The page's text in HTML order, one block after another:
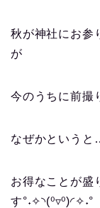
秋が神社にお参
が
今のうちに前撮
なぜかというと
お得なことが盛
す°˖✧◝(⁰▿⁰)◜✧˖°